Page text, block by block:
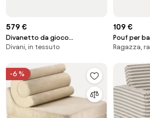
579 €
Divanetto da gioco
componibile per bambini in
Divani, in tessuto
109 €
Pouf per
fatto a
Ragazza,
-6 %